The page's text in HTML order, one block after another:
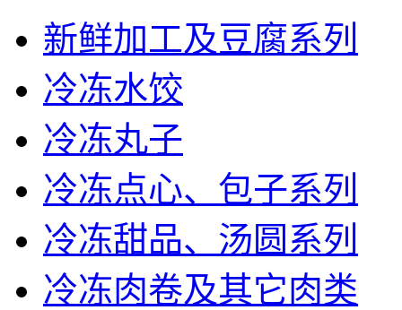
新鲜加工及豆腐系列
冷冻水饺
冷冻丸子
冷冻点心、包子系列
冷冻甜品、汤圆系列
冷冻肉卷及其它肉类